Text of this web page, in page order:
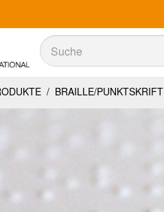
Suche
/ BRAILLE/PUNKTSKRIFT